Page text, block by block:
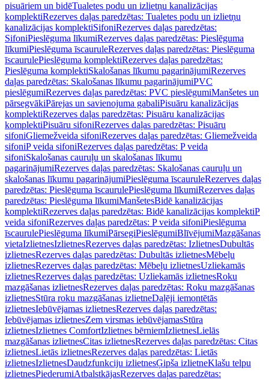
pisuāriem un bidēTualetes podu un izlietņu kanalizācijas
komplektiRezerves daļas paredzētas: Tualetes podu un izlietņu
kanalizācijas komplektiSifoniRezerves daļas paredzētas:
SifoniPieslēguma līkumiRezerves daļas paredzētas: Pieslēguma
līkumiPieslēguma īscauruleRezerves daļas paredzētas: Pieslēguma
īscaurulePieslēguma komplektiRezerves daļas paredzētas:
Pieslēguma komplektiSkalošanas līkumu pagarinājumiRezerves
daļas paredzētas: Skalošanas līkumu pagarinājumiPVC
pieslēgumiRezerves daļas paredzētas: PVC pieslēgumiManšetes un
pārsegvākiPārejas un savienojuma gabaliPisuāru kanalizācijas
komplektiRezerves daļas paredzētas: Pisuāru kanalizācijas
komplektiPisuāru sifoniRezerves daļas paredzētas: Pisuāru
sifoniGliemežveida sifoniRezerves daļas paredzētas: Gliemežveida
sifoniP veida sifoniRezerves daļas paredzētas: P veida
sifoniSkalošanas cauruļu un skalošanas līkumu
pagarinājumiRezerves daļas paredzētas: Skalošanas cauruļu un
skalošanas līkumu pagarinājumiPieslēguma īscauruleRezerves daļas
paredzētas: Pieslēguma īscaurulePieslēguma līkumiRezerves daļas
paredzētas: Pieslēguma līkumiManšetesBidē kanalizācijas
komplektiRezerves daļas paredzētas: Bidē kanalizācijas komplektiP
veida sifoniRezerves daļas paredzētas: P veida sifoniPieslēguma
īscaurulePieslēguma līkumiPārsegiPieslēgumiBlīvējumiMazgāšanas
vietaIzlietnesIzlietnesRezerves daļas paredzētas: IzlietnesDubultās
izlietnesRezerves daļas paredzētas: Dubultās izlietnesMēbeļu
izlietnesRezerves daļas paredzētas: Mēbeļu izlietnesUzliekamās
izlietnesRezerves daļas paredzētas: Uzliekamās izlietnesRoku
mazgāšanas izlietnesRezerves daļas paredzētas: Roku mazgāšanas
izlietnesStūra roku mazgāšanas izlietneDaļēji iemontētās
izlietnesIebūvējamas izlietnesRezerves daļas paredzētas:
Iebūvējamas izlietnesZem virsmas iebūvējamasStūra
izlietnesIzlietnes ComfortIzlietnes bērniemIzlietnesLielās
mazgāšanas izlietnesCitas izlietnesRezerves daļas paredzētas: Citas
izlietnesLietās izlietnesRezerves daļas paredzētas: Lietās
izlietnesIzlietnesDaudzfunkciju izlietnesĢipša izlietneKlašu telpu
izlietnesPiederumiAtbalstkājasRezerves daļas paredzētas: